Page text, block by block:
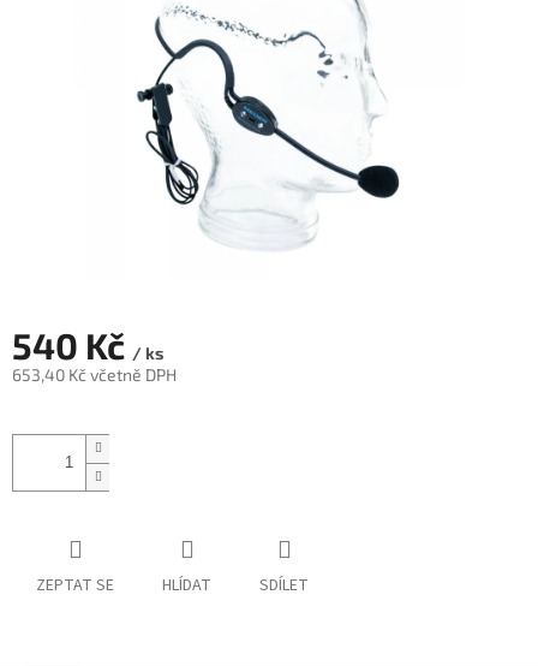
540 Kč / ks
653,40 Kč včetně DPH
cena:
ZEPTAT SE HLÍDAT SDÍLET